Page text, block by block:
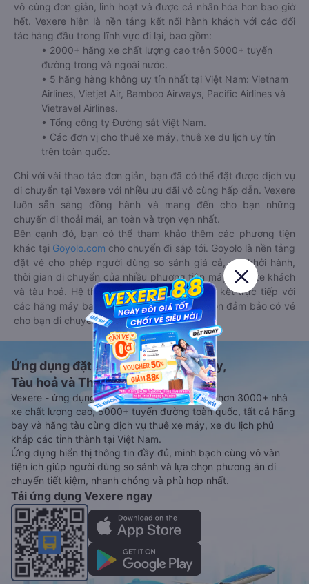
vô cùng đơn giản, linh hoạt và được cá nhân hóa hơn bao giờ
hết. Vexere hiện là nền tảng kết nối hành khách với các đối
tác hàng đầu trong lĩnh vực đi lại, bao gồm:
• 2000+ hãng xe chất lượng cao trên 5000+ tuyến
đường trong và ngoài nước.
• 5 hãng hàng không uy tín nhất tại Việt Nam: Vietnam
Airlines, Vietjet Air, Bamboo Airways, Pacific Airlines và
Vietravel Airlines.
• Tổng công ty Đường sắt Việt Nam.
• Các đơn vị cho thuê xe máy, thuê xe du lịch uy tín
trên toàn quốc.
Chỉ với vài thao tác đơn giản, bạn đã có thể đặt được dịch vụ
di chuyển tại Vexere với nhiều ưu đãi vô cùng hấp dẫn. Vexere
luôn sẵn sàng đồng hành và mang đến cho bạn những
chuyến đi thoải mái, an toàn và trọn vẹn nhất.
Bên cạnh đó, bạn có thể tham khảo thêm các phương tiện
khác tại Goyolo.com cho chuyến đi sắp tới. Goyolo là nền tảng
đặt vé cho phép người dùng so sánh giá cả, giờ khởi hành,
thời gian di chuyển của nhiều phương tiện máy bay, xe khách
và tàu hoả. Hệ thống của Goyolo được liên kết trực tiếp với
các hãng máy bay, xe khách và tàu hoả, luôn đảm bảo có vé
cho bạn di chuyển.
Ứng dụng đặt vé Xe khách, Máy bay,
Tàu hoả và Thuê xe
Vexere - ứng dụng đặt vé đa phương tiện với hơn 3000+ nhà
xe chất lượng cao, 5000+ tuyến đường toàn quốc, tất cả hãng
bay và hãng tàu cùng dịch vụ thuê xe máy, xe du lịch phủ
khắp các tỉnh thành tại Việt Nam.
Ứng dụng hiển thị thông tin đầy đủ, minh bạch cùng vô vàn
tiện ích giúp người dùng so sánh và lựa chọn phương án di
chuyển tiết kiệm, nhanh chóng và phù hợp nhất.
Tải ứng dụng Vexere ngay